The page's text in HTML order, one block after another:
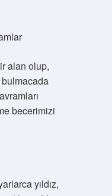
alan olup,
becerimizi
yıldız,